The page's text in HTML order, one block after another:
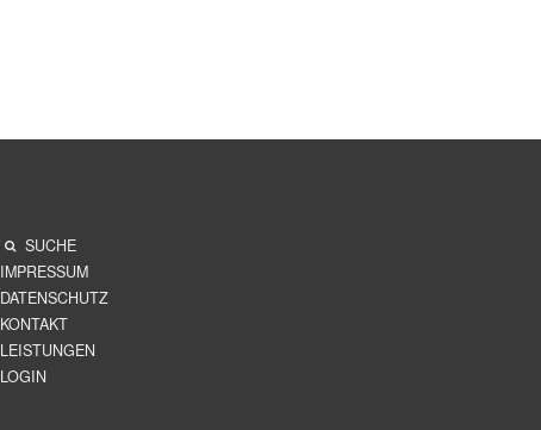
SUCHE
IMPRESSUM
DATENSCHUTZ
KONTAKT
LEISTUNGEN
LOGIN